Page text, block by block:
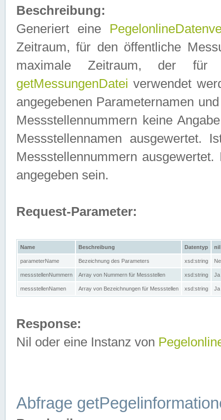
Beschreibung:
Generiert eine
Zeitraum, für den öffentliche
maximale Zeitraum, der
getMessungenDatei verwendet
angegebenen Parameternamen
Messstellennummern keine
Messstellennamen ausgewertet.
Messstellennummern
angegeben sein.
Request-Parameter:
Name Beschreibung Datentyp nil
parameterName Bezeichnung des Parameters xsd:string
messstellenNummern Array von Nummern für Messstellen xsd:string Ja
messstellenNamen Array von Bezeichnungen für Messstellen xsd:string Ja
Response:
Nil oder eine Instanz von
Abfrage